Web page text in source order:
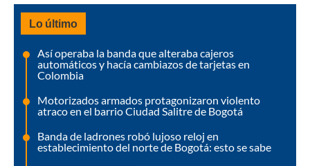
Lo último
Así operaba la banda que alteraba cajeros
automáticos y hacía cambiazos de tarjetas en
Colombia
Motorizados armados protagonizaron violento
atraco en el barrio Ciudad Salitre de Bogotá
Banda de ladrones robó lujoso reloj en
establecimiento del norte de Bogotá: esto se sabe